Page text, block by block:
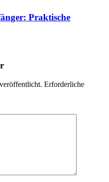
Praktische
Erforderliche